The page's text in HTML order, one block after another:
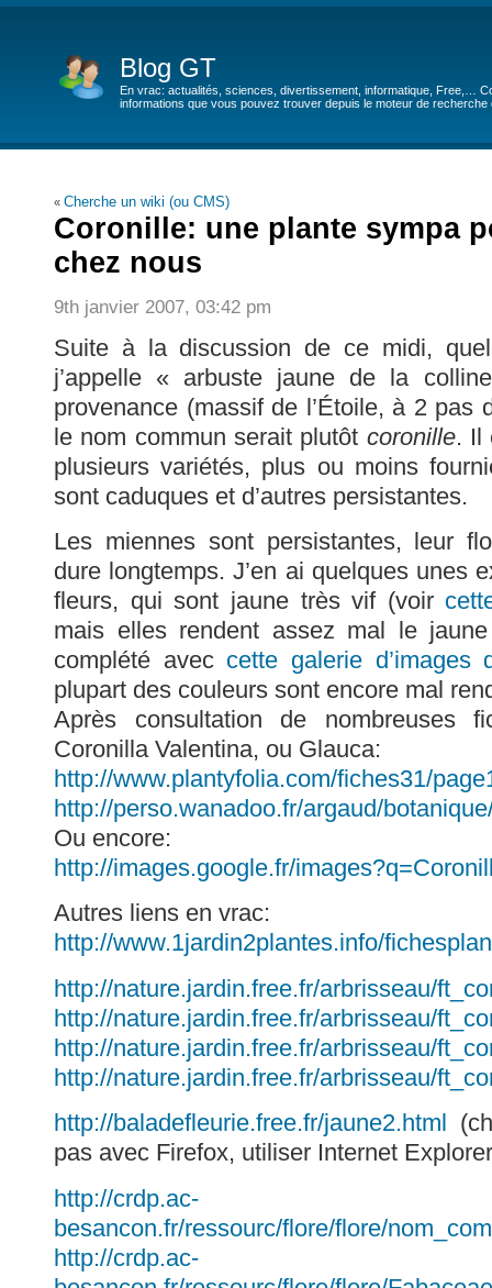
Blog GT
En vrac: actualités, sciences, divertissement, informatique, Free,…
informations que vous pouvez trouver depuis le moteur de recherche
« Cherche un wiki (ou CMS)
Coronille: une plante sympa
chez nous
9th janvier 2007, 03:42 pm
Suite à la discussion de ce midi,
j’appelle « arbuste jaune de la
provenance (massif de l’Étoile, à 2 pas
le nom commun serait plutôt coronille. Il
plusieurs variétés, plus ou moins
sont caduques et d’autres persistantes.
Les miennes sont persistantes, leur
dure longtemps. J’en ai quelques unes
fleurs, qui sont jaune très vif (voir
mais elles rendent assez mal le jaune
complété avec cette galerie d’images
plupart des couleurs sont encore mal
Après consultation de nombreuses
Coronilla Valentina, ou Glauca:
http://www.plantyfolia.com/fiches31/
http://perso.wanadoo.fr/argaud/
Ou encore:
http://images.google.fr/
Autres liens en vrac:
http://www.1jardin2plantes.info/
http://nature.jardin.free.fr/arbrisseau/
http://nature.jardin.free.fr/arbrisseau/
http://nature.jardin.free.fr/arbrisseau/
http://nature.jardin.free.fr/arbrisseau/
http://baladefleurie.free.fr/jaune2.html
pas avec Firefox, utiliser Internet
http://crdp.ac-
besancon.fr/ressourc/flore/flore/
http://crdp.ac-